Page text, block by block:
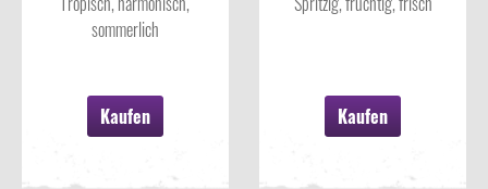
Pod
sommerlich
Kaufen Kaufen